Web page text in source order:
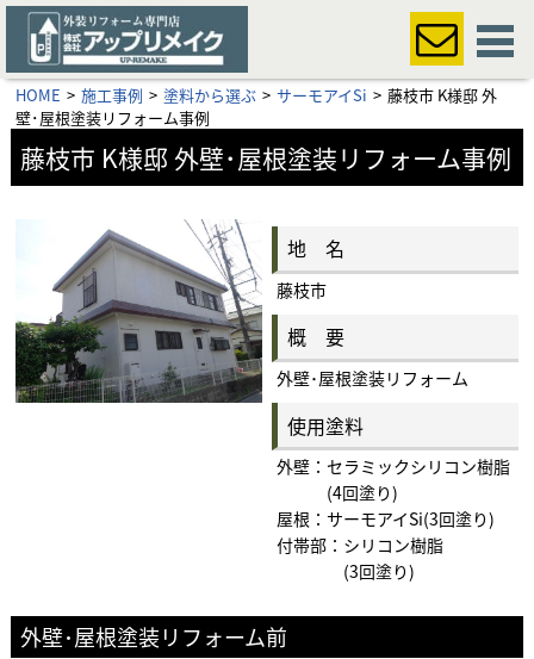
HOME 施工事例 塗料から選ぶ サーモアイSi
藤枝市 K様邸 外
壁･屋根塗装リフォーム事例
藤枝市 K様邸 外壁･屋根塗装リフォーム事例
地 名
藤枝市
概 要
外壁･屋根塗装リフォーム
使用塗料
外壁：セラミックシリコン樹脂
(4回塗り)
屋根：サーモアイSi(3回塗り)
付帯部：シリコン樹脂
(3回塗り)
外壁･屋根塗装リフォーム前